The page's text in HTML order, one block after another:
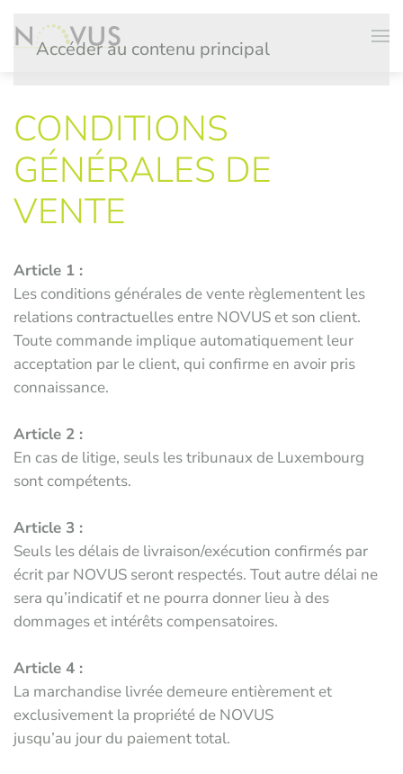
Accéder au contenu principal
CONDITIONS
GÉNÉRALES DE
VENTE
Article 1 :
Les conditions générales de vente règlementent les
relations contractuelles entre NOVUS et son client.
Toute commande implique automatiquement leur
acceptation par le client, qui confirme en avoir pris
connaissance.
Article 2 :
En cas de litige, seuls les tribunaux de Luxembourg
sont compétents.
Article 3 :
Seuls les délais de livraison/exécution confirmés par
écrit par NOVUS seront respectés. Tout autre délai ne
sera qu’indicatif et ne pourra donner lieu à des
dommages et intérêts compensatoires.
Article 4 :
La marchandise livrée demeure entièrement et
exclusivement la propriété de NOVUS
jusqu’au jour du paiement total.